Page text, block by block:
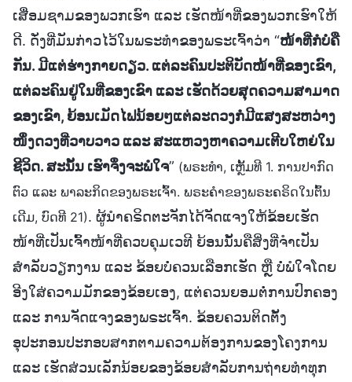
ເສື່ອມຊາມຂອງພວກເຮົາ ແລະ ເຮັດໜ້າທີ່ຂອງພວກເຮົາໃຫ້
ດີ. ດັ່ງທີ່ມັນກ່າວໄວ້ໃນພຣະທຳຂອງພຣະເຈົ້າວ່າ “ໜ້າທີ່ກໍບໍ່ຄື
ກັນ. ມີແຕ່ຮ່າງກາຍດຽວ. ແຕ່ລະຄົນປະຕິບັດໜ້າທີ່ຂອງເຂົາ,
ແຕ່ລະຄົນຢູ່ໃນທີ່ຂອງເຂົາ ແລະ ເຮັດດ້ວຍສຸດຄວາມສາມາດ
ຂອງເຂົາ, ຍ້ອນເມັດໄຟນ້ອຍໆແຕ່ລະດວງກໍມີແສງສະຫວ່າງ
ໜຶ່ງດວງທີ່ວາບວາວ ແລະ ສະແຫວງຫາຄວາມເຕີບໃຫຍ່ໃນ
ຊີວິດ. ສະນັ້ນ ເຮົາຈຶ່ງຈະພໍໃຈ” (ພຣະທຳ, ເຫຼັ້ມທີ 1. ການປາກົດ
ຕົວ ແລະ ພາລະກິດຂອງພຣະເຈົ້າ. ພຣະຄຳຂອງພຣະຄຣິດໃນຕົ້ນ
ເດີມ, ບົດທີ 21). ຜູ້ນໍາຄຣິດຕະຈັກໄດ້ຈັດແຈງໃຫ້ຂ້ອຍເຮັດ
ໜ້າທີ່ເປັນເຈົ້າໜ້າທີ່ຄວບຄຸມເວທີ ຍ້ອນນັ້ນຄືສິ່ງທີ່ຈຳເປັນ
ສຳລັບວຽກງານ ແລະ ຂ້ອຍບໍ່ຄວນເລືອກເຮັດ ຫຼື ບໍ່ພໍໃຈໂດຍ
ອີງໃສ່ຄວາມມັກຂອງຂ້ອຍເອງ, ແຕ່ຄວນຍອມຕໍ່ການປົກຄອງ
ແລະ ການຈັດແຈງຂອງພຣະເຈົ້າ. ຂ້ອຍຄວນຕິດຕັ້ງ
ອຸປະກອນປະກອບສາກຕາມຄວາມຕ້ອງການຂອງໂຄງການ
ແລະ ເຮັດສ່ວນເລັກນ້ອຍຂອງຂ້ອຍສຳລັບການຖ່າຍທຳທຸກ